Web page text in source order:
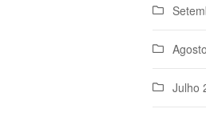
Julho